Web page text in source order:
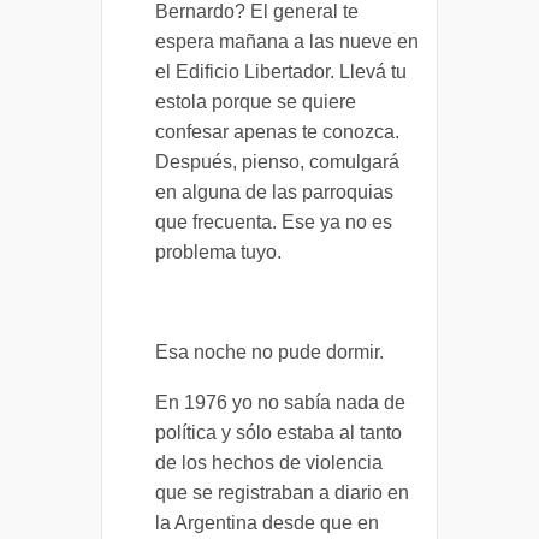
Bernardo? El general te
espera mañana a las nueve en
el Edificio Libertador. Llevá tu
estola porque se quiere
confesar apenas te conozca.
Después, pienso, comulgará
en alguna de las parroquias
que frecuenta. Ese ya no es
problema tuyo.
Esa noche no pude dormir.
En 1976 yo no sabía nada de
política y sólo estaba al tanto
de los hechos de violencia
que se registraban a diario en
la Argentina desde que en